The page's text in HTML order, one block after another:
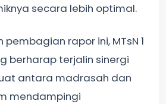
secara lebih optimal.
rapor ini, MTsN 1
berharap terjalin sinergi
antara madrasah dan
mendampingi